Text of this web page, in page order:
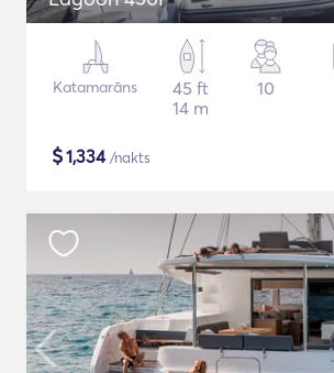
Katamarāns
45 ft
14 m
10
$1,334/nakts